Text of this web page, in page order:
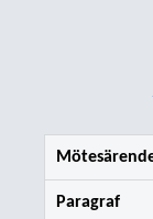
Paragraf